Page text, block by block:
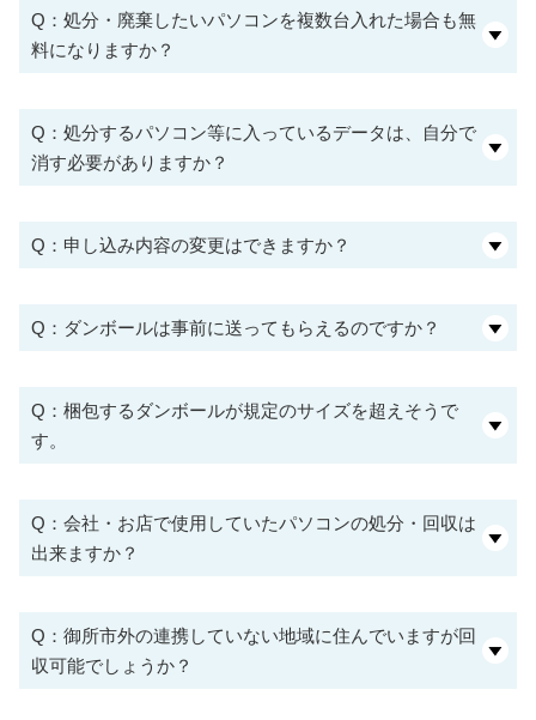
Q：処分・廃棄したいパソコンを複数台入れた場合も無
料になりますか？
Q：処分するパソコン等に入っているデータは、自分で
消す必要がありますか？
Q：申し込み内容の変更はできますか？
Q：ダンボールは事前に送ってもらえるのですか？
Q：梱包するダンボールが規定のサイズを超えそうで
す。
Q：会社・お店で使用していたパソコンの処分・回収は
出来ますか？
Q：御所市外の連携していない地域に住んでいますが回
収可能でしょうか？